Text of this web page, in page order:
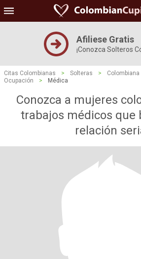
Afiliese Gratis
¡Conozca Solteros
Citas Colombianas > Solteras > Colombiana
Ocupación
> Médica
Conozca a mujeres
trabajos médicos que
relación